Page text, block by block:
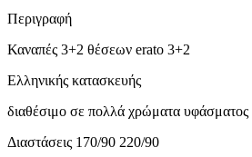
Περιγραφή
Καναπές 3+2 θέσεων erato 3+2
Ελληνικής κατασκευής
διαθέσιμο σε πολλά χρώματα υφάσματος
Διαστάσεις 170/90 220/90